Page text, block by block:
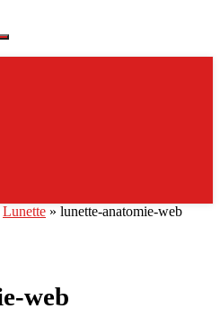
Lunette » lunette-anatomie-web
web